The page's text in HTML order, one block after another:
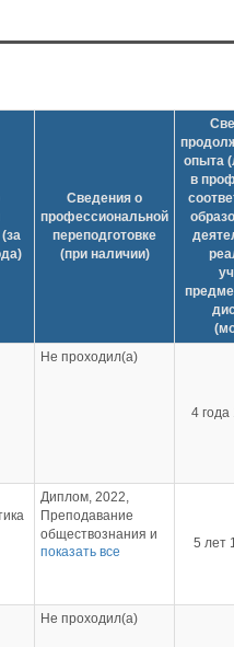
Сведения о
профессиональной
переподготовке
(при наличии)
опыта
в
Не проходил(а)
4
Диплом, 2022,
Преподавание
обществознания и
права в
Диплом, 2019,
Педагог
показать все
5 лет
Не проходил(а)